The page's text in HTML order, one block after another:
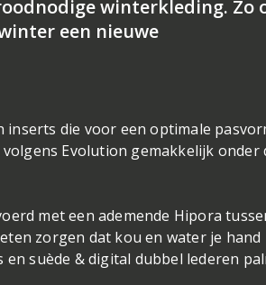
winterkleding. Zo
een nieuwe
inserts die voor een optimale
Evolution gemakkelijk onder
met een ademende Hipora
zorgen dat kou en water je hand
suède & digital dubbel lederen